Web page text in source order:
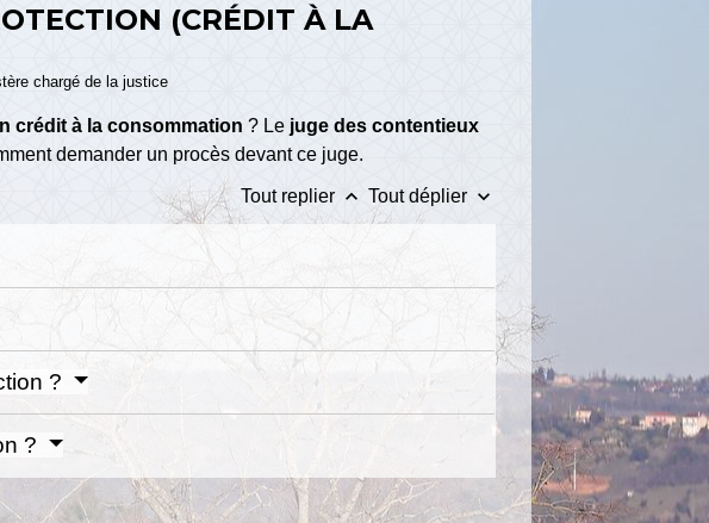
(CRÉDIT À LA
chargé de la justice
crédit à la consommation ? Le juge des contentieux
demander un procès devant ce juge.
Tout replier keyboard_arrow_up Tout déplier keyboard_arrow_down
?
?